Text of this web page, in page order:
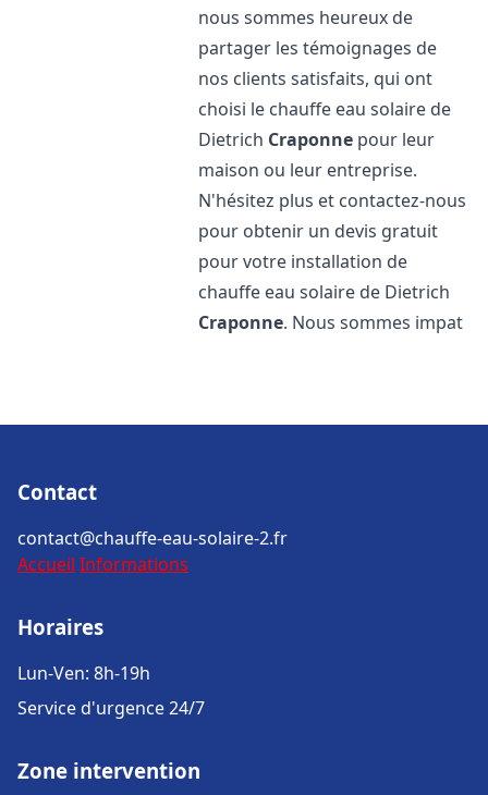
nous sommes heureux de
partager les témoignages de
nos clients satisfaits, qui ont
choisi le chauffe eau solaire de
Dietrich Craponne pour leur
maison ou leur entreprise.
N'hésitez plus et contactez-nous
pour obtenir un devis gratuit
pour votre installation de
chauffe eau solaire de Dietrich
Craponne. Nous sommes impat
Contact
contact@chauffe-eau-solaire-2.fr
Accueil Informations
Horaires
Lun-Ven: 8h-19h
Service d'urgence 24/7
Zone intervention